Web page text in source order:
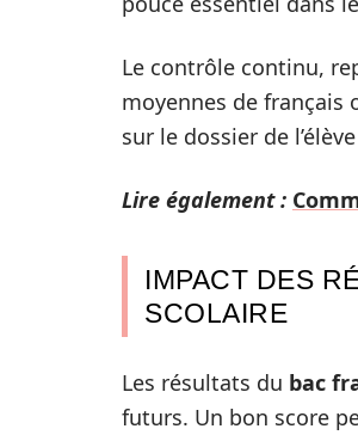
Le contrôle continu,
moyennes de français
sur le dossier de
Lire également :
IMPACT DES
SCOLAIRE
Les résultats du bac
futurs. Un bon score